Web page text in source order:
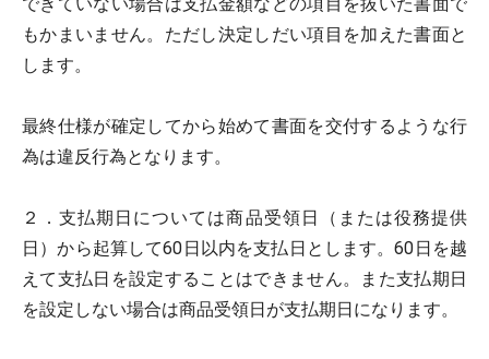
もかまいません。ただし決定しだい項目を加えた書面と
します。
最終仕様が確定してから始めて書面を交付するような行
為は違反行為となります。
２．支払期日については商品受領日（または役務提供
日）から起算して60日以内を支払日とします。60日を越
えて支払日を設定することはできません。また支払期日
を設定しない場合は商品受領日が支払期日になります。